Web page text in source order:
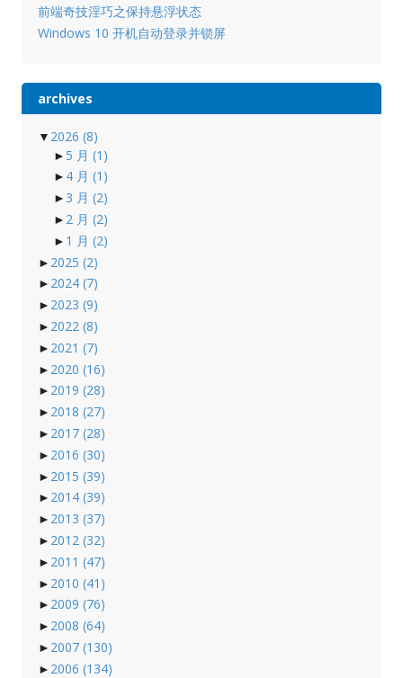
前端奇技淫巧之保持悬浮状态
Windows 10 开机自动登录并锁屏
archives
▼ 2026 (8)
► 5 月 (1)
► 4 月 (1)
► 3 月 (2)
► 2 月 (2)
► 1 月 (2)
► 2025 (2)
► 2024 (7)
► 2023 (9)
► 2022 (8)
► 2021 (7)
► 2020 (16)
► 2019 (28)
► 2018 (27)
► 2017 (28)
► 2016 (30)
► 2015 (39)
► 2014 (39)
► 2013 (37)
► 2012 (32)
► 2011 (47)
► 2010 (41)
► 2009 (76)
► 2008 (64)
► 2007 (130)
► 2006 (134)